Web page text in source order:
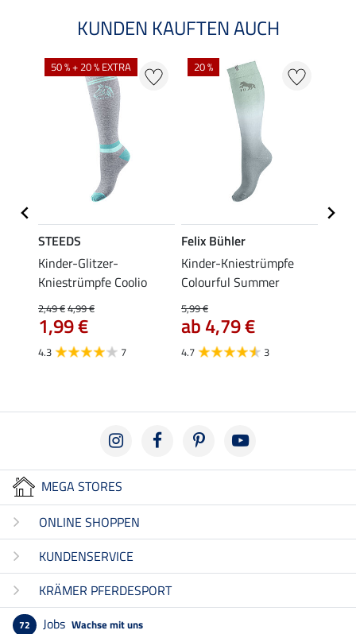
KUNDEN KAUFTEN AUCH
50 % + 20 % EXTRA
STEEDS
Kinder-Glitzer-
Kniestrümpfe Coolio
2,49 €4,99 €
1,99 €
4.3 7
20 %
Felix Bühler
Kinder-Kniestrümpfe
Colourful Summer
5,99 €
ab 4,79 €
4.7 3
MEGA STORES
ONLINE SHOPPEN
KUNDENSERVICE
KRÄMER PFERDESPORT
72 Jobs Wachse mit uns